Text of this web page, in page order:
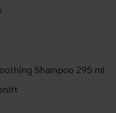
Shampoo 295 ml